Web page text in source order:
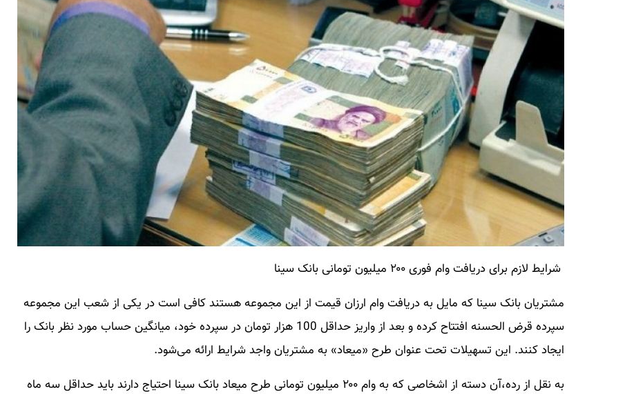
شرایط لازم برای دریافت وام فوری ۲۰۰ میلیون تومانی بانک سینا
مشتریان بانک سینا که مایل به دریافت وام ارزان قیمت از این مجموعه هستند کافی است در یکی از شعب این مجموعه
سپرده قرض الحسنه افتتاح کرده و بعد از واریز حداقل 100 هزار تومان در سپرده خود، میانگین حساب مورد نظر بانک را
ایجاد کنند. این تسهیلات تحت عنوان طرح «میعاد» به مشتریان واجد شرایط ارائه می‌شود.
به نقل از رده،آن دسته از اشخاصی که به وام ۲۰۰ میلیون تومانی طرح میعاد بانک سینا احتیاج دارند باید حداقل سه ماه